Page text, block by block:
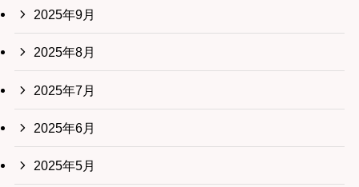
2025年9月
2025年8月
2025年7月
2025年6月
2025年5月